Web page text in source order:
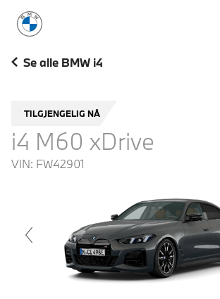
BMW Norge
Se alle BMW i4
TILGJENGELIG NÅ
i4 M60 xDrive
VIN: FW42901